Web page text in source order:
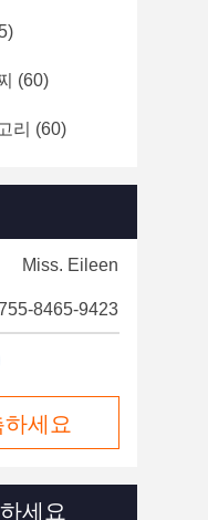
(60)
리 (60)
Miss. Eileen
8465-9423
세요
세요